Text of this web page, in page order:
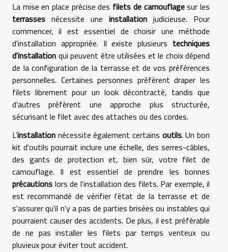
La mise en place précise des filets de camouflagesur les
terrasses nécessite une installation judicieuse. Pour
commencer, il est essentiel de choisir une méthode
d'installation appropriée. Il existe plusieurs techniques
d'installation qui peuvent être utilisées et le choix dépend
de la configuration de la terrasse et de vos préférences
personnelles. Certaines personnes préfèrent draper les
filets librement pour un look décontracté, tandis que
d'autres préfèrent une approche plus structurée,
sécurisant le filet avec des attaches ou des cordes.
L'installation nécessite également certains outils. Un bon
kit d'outils pourrait inclure une échelle, des serres-câbles,
des gants de protection et, bien sûr, votre filet de
camouflage. Il est essentiel de prendre les bonnes
précautions lors de l'installation des filets. Par exemple, il
est recommandé de vérifier l'état de la terrasse et de
s'assurer qu'il n'y a pas de parties brisées ou instables qui
pourraient causer des accidents. De plus, il est préférable
de ne pas installer les filets par temps venteux ou
pluvieux pour éviter tout accident.